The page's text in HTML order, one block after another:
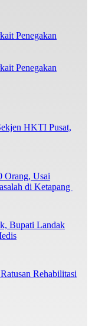
Penegakan
HKTI Pusat,
Orang, Usai
di Ketapang
Bupati Landak
Rehabilitasi